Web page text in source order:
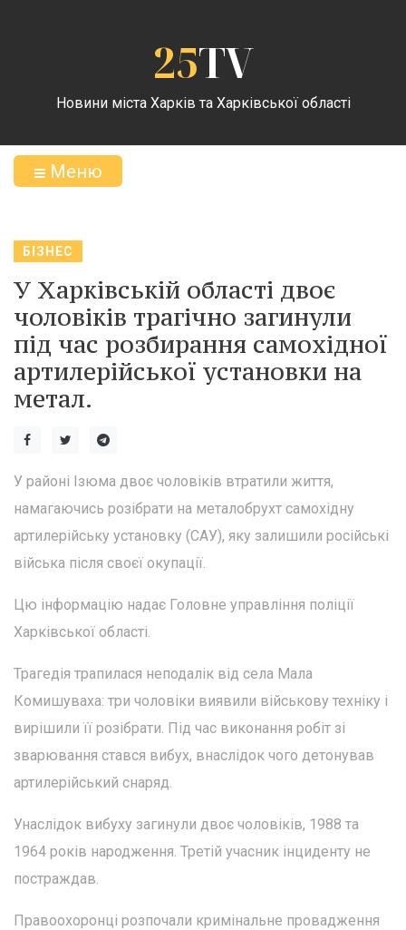
25TV
Новини міста Харків та Харківської області
Меню
БІЗНЕС
У Харківській області двоє
чоловіків трагічно загинули
під час розбирання самохідної
артилерійської установки на
метал.
У районі Ізюма двоє чоловіків втратили життя,
намагаючись розібрати на металобрухт самохідну
артилерійську установку (САУ), яку залишили російські
війська після своєї окупації.
Цю інформацію надає Головне управління поліції
Харківської області.
Трагедія трапилася неподалік від села Мала
Комишуваха: три чоловіки виявили військову техніку і
вирішили її розібрати. Під час виконання робіт зі
зварювання стався вибух, внаслідок чого детонував
артилерійський снаряд.
Унаслідок вибуху загинули двоє чоловіків, 1988 та
1964 років народження. Третій учасник інциденту не
постраждав.
Правоохоронці розпочали кримінальне провадження